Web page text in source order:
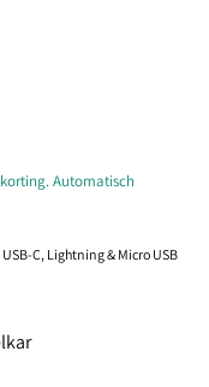
Automatisch
C, Lightning & Micro USB